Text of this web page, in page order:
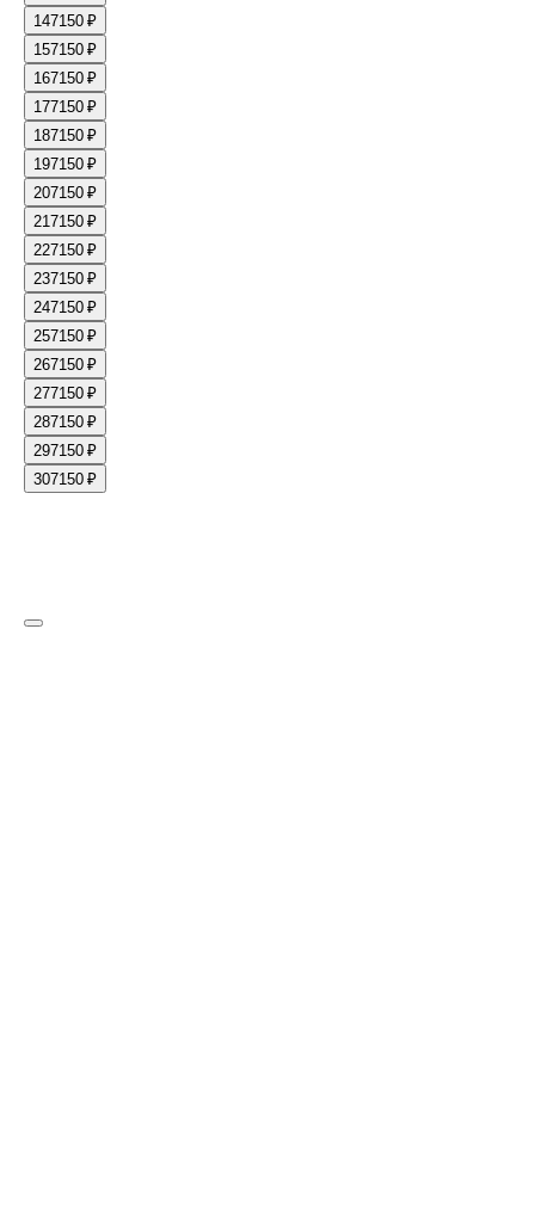
147150 ₽
157150 ₽
167150 ₽
177150 ₽
187150 ₽
197150 ₽
207150 ₽
217150 ₽
227150 ₽
237150 ₽
247150 ₽
257150 ₽
267150 ₽
277150 ₽
287150 ₽
297150 ₽
307150 ₽